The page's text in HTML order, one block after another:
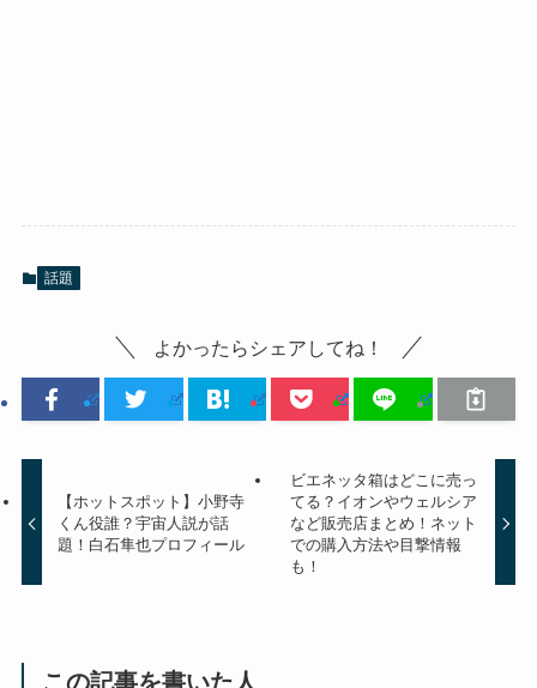
話題
よかったらシェアしてね！
【ホットスポット】小野寺
くん役誰？宇宙人説が話
題！白石隼也プロフィール
ビエネッタ箱はどこに売っ
てる？イオンやウェルシア
など販売店まとめ！ネット
での購入方法や目撃情報
も！
この記事を書いた人